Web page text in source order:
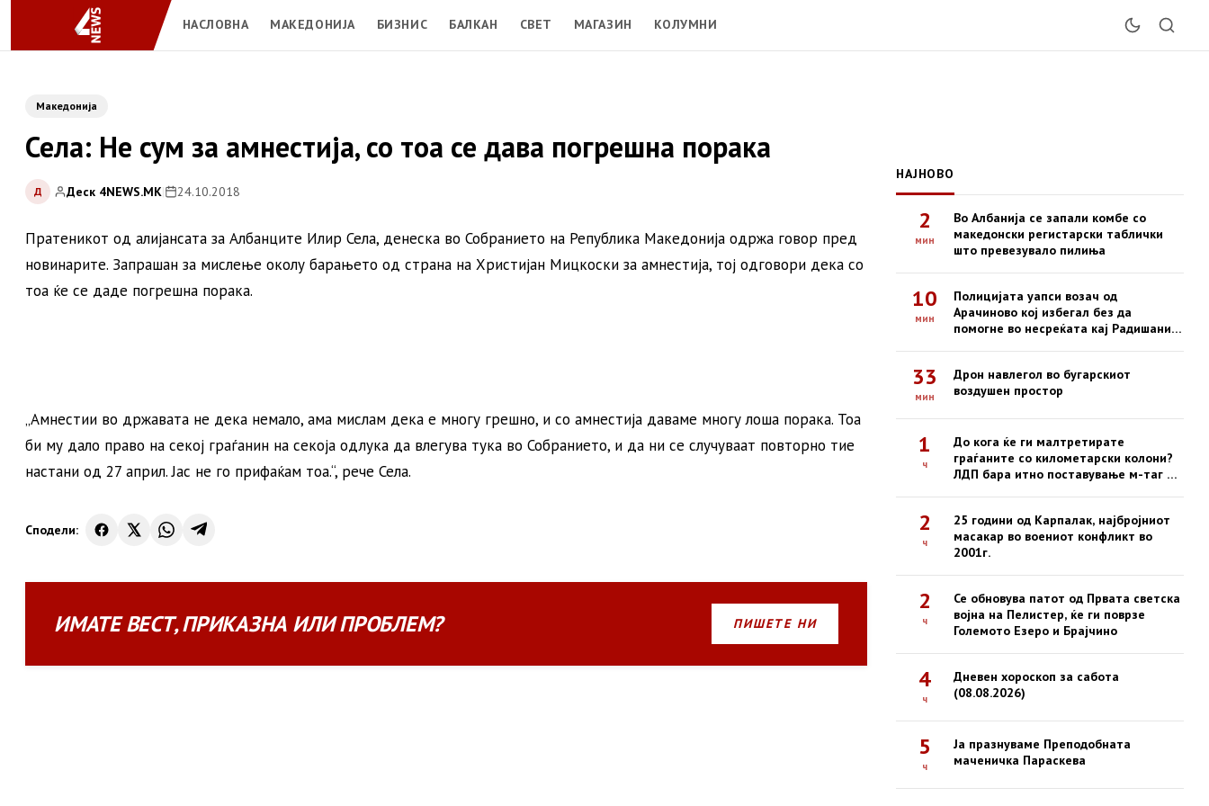
НАСЛОВНА МАКЕДОНИЈА БИЗНИС БАЛКАН СВЕТ МАГАЗИН КОЛУМНИ
Македонија
Села: Не сум за амнестија, со тоа се дава погрешна порака
Д Деск 4NEWS.MK| 24.10.2018
Пратеникот од алијансата за Албанците Илир Села, денеска во Собранието на Република Македонија одржа говор пред
новинарите. Запрашан за мислење околу барањето од страна на Христијан Мицкоски за амнестија, тој одговори дека со
тоа ќе се даде погрешна порака.
„Амнестии во државата не дека немало, ама мислам дека е многу грешно, и со амнестија даваме многу лоша порака. Тоа
би му дало право на секој граѓанин на секоја одлука да влегува тука во Собранието, и да ни се случуваат повторно тие
настани од 27 април. Јас не го прифаќам тоа.“, рече Села.
Сподели:
ИМАТЕВЕСТ,ПРИКАЗНА ИЛИПРОБЛЕМ? ПИШЕТЕ НИ
НАЈНОВО
2
мин
Во Албанија се запали комбе со
македонски регистарски таблички
што превезувало пилиња
10
мин
Полицијата уапси возач од
Арачиново кој избегал без да
помогне во несреќата кај Радишани,
33
мин
Дрон навлегол во бугарскиот
воздушен простор
1
ч
До кога ќе ги малтретирате
граѓаните со километарски колони?
ЛДП бара итно поставување м-таг на
2
ч
25 години од Карпалак, најбројниот
масакар во воениот конфликт во
2001г.
2
ч
Се обновува патот од Првата светска
војна на Пелистер, ќе ги поврзе
Големото Езеро и Брајчино
4
ч
Дневен хороскоп за сабота
(08.08.2026)
5
ч
Ја празнуваме Преподобната
маченичка Параскева